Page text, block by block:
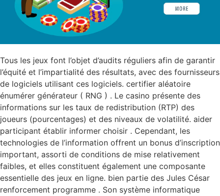
Tous les jeux font l’objet d’audits réguliers afin de garantir
l’équité et l’impartialité des résultats, avec des fournisseurs
de logiciels utilisant ces logiciels. certifier aléatoire
énumérer générateur ( RNG ) . Le casino présente des
informations sur les taux de redistribution (RTP) des
joueurs (pourcentages) et des niveaux de volatilité. aider
participant établir informer choisir . Cependant, les
technologies de l’information offrent un bonus d’inscription
important, assorti de conditions de mise relativement
faibles, et elles constituent également une composante
essentielle des jeux en ligne. bien partie des Jules César
renforcement programme . Son système informatique